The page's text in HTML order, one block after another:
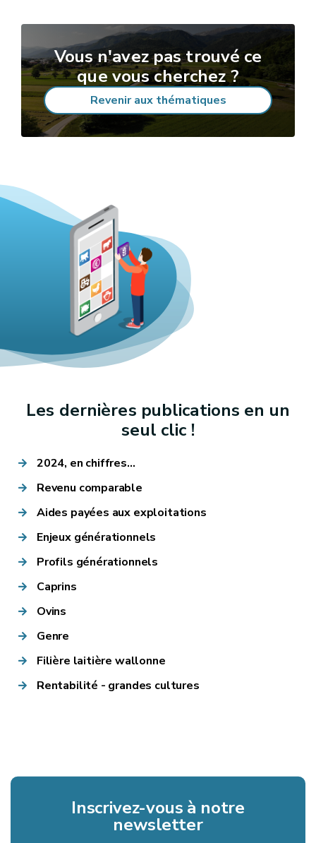
Vous n'avez pas trouvé ce
que vous cherchez ?
Revenir aux thématiques
Les dernières publications en un
seul clic !
2024, en chiffres...
Revenu comparable
Aides payées aux exploitations
Enjeux générationnels
Profils générationnels
Caprins
Ovins
Genre
Filière laitière wallonne
Rentabilité - grandes cultures
Inscrivez-vous à notre
newsletter